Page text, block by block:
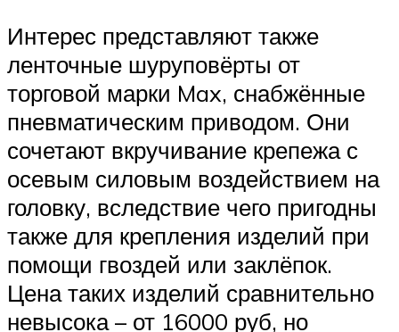
Интерес представляют также
ленточные шуруповёрты от
торговой марки Max, снабжённые
пневматическим приводом. Они
сочетают вкручивание крепежа с
осевым силовым воздействием на
головку, вследствие чего пригодны
также для крепления изделий при
помощи гвоздей или заклёпок.
Цена таких изделий сравнительно
невысока – от 16000 руб, но